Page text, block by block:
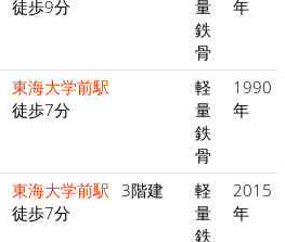
徒歩9分
量
鉄
骨
年
東海大学前駅
徒歩7分
軽
量
鉄
骨
1990
年
東海大学前駅
徒歩7分
3階建
軽
量
鉄
2015
年